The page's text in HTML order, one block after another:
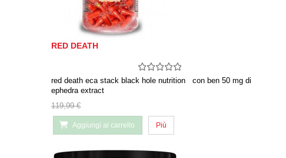
RED DEATH
red death eca stack black hole nutrition con ben 50 mg di
ephedra extract
119,99 €
Aggiungi al carrello Più